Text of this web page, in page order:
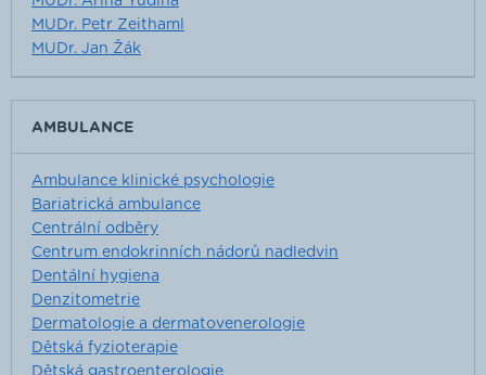
MUDr. Petr Zeithaml
MUDr. Jan Žák
AMBULANCE
Ambulance klinické psychologie
Bariatrická ambulance
Centrální odběry
Centrum endokrinních nádorů nadledvin
Dentální hygiena
Denzitometrie
Dermatologie a dermatovenerologie
Dětská fyzioterapie
Dětská gastroenterologie